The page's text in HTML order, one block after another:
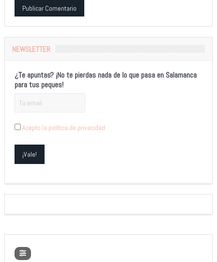
NEWSLETTER
¿Te apuntas? ¡No te pierdas nada de lo que pasa en Salamanca
para tus peques!
Acepto la política de privacidad